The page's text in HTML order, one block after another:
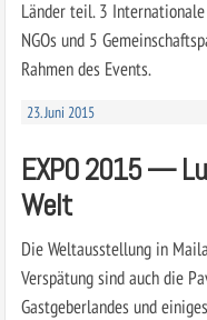
Länder teil. 3
NGOs und 5
Rahmen des Events.
23. Juni 2015
EXPO 2015 —
Welt
Die Weltausstellung in
Verspätung sind auch die
Gastgeberlandes und